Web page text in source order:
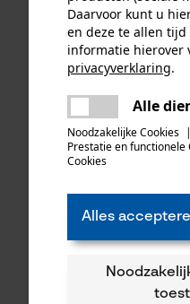
Oregon ringtandwiel 325, 7
tanden incl. aandrijfring
geschikt voor Jonsered
35,49 €*
Daarvoor kunt u
en deze te allen
informatie hierover
privacyverklaring.
Alle
Noodzakelijke Cookies |
Prestatie en functionele
Cookies
Alles
Er is een fout
het opnieuw te
delen
mail